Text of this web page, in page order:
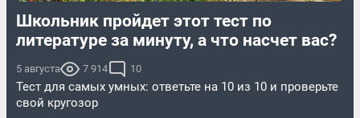
Школьник пройдет этот тест по
литературе за минуту, а что насчет вас?
5 августа 7 914 10
Тест для самых умных: ответьте на 10 из 10 и проверьте
свой кругозор